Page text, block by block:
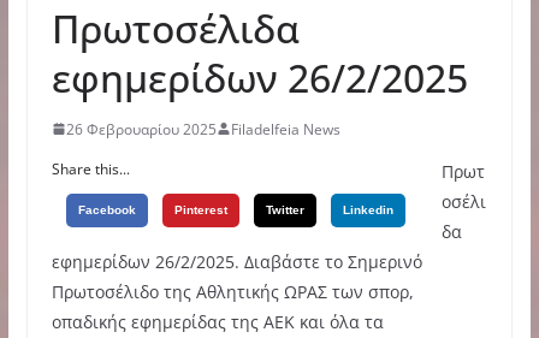
Πρωτοσέλιδα
εφημερίδων 26/2/2025
26 Φεβρουαρίου 2025
Filadelfeia News
Share this...
Facebook Pinterest Twitter Linkedin
Πρωτ
οσέλι
δα
εφημερίδων 26/2/2025. Διαβάστε το Σημερινό
Πρωτοσέλιδο της Αθλητικής ΩΡΑΣ των σπορ,
οπαδικής εφημερίδας της ΑΕΚ και όλα τα